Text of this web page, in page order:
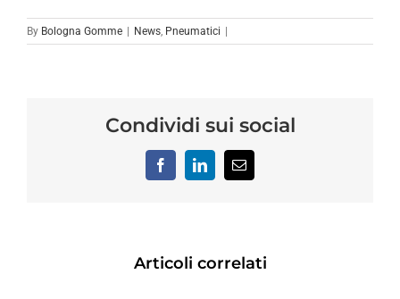
By Bologna Gomme News, Pneumatici
Condividi sui social
FacebookLinkedInEmail
Articoli correlati
REVISIONE